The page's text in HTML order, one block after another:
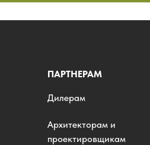
ПАРТНЕРАМ
Архитекторам и
проектировщикам
Дилерам